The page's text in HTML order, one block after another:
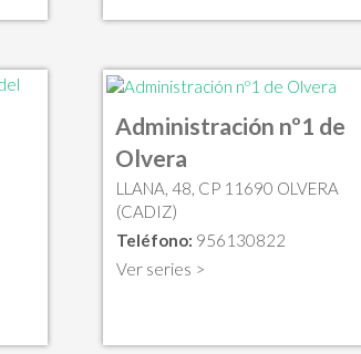
Administración nº1 de
Olvera
LLANA, 48, CP 11690 OLVERA
(CADIZ)
Teléfono: 956130822
Ver series >